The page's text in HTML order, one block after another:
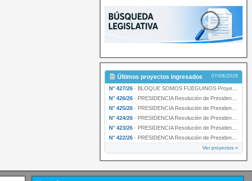
Últimos proyectos ingresados 07/08/2026
N° 427/26 · BLOQUE SOMOS FUEGUINOS Proyecto de Declaración declarando de interés provincial PRESIDENCI…
N° 426/26 · PRESIDENCIA Resolución de Presidencia N° 216/26 declarando de interés provincial la labor …
N° 425/26 · PRESIDENCIA Resolución de Presidencia N° 212/26 declarando de interés provincial el “50° A…
N° 424/26 · PRESIDENCIA Resolución de Presidencia Nº 210/26 declarando de interés provincial el proyec…
N° 423/26 · PRESIDENCIA Resolución de Presidencia Nº 209/26 declarando de interés provincial la presen…
N° 422/26 · PRESIDENCIA Resolución de Presidencia N° 200/26 para su ratificación.
Ver proyectos »